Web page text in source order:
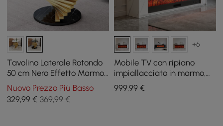
Tavolino Laterale Rotondo
50 cm Nero Effetto Marmo
con Base a Spirale Dorata
Nuovo Prezzo Più Basso
329,99 € 369,99 €
+6
Mobile TV con ripiano
impiallacciato in marmo,
caminetto elettrico e
funzione telecomando, 180
999,99€